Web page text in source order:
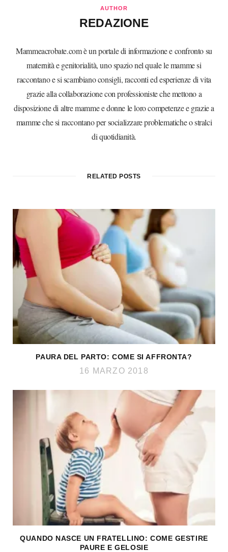
AUTHOR
REDAZIONE
Mammeacrobate.com è un portale di informazione e confronto su
maternità e genitorialità, uno spazio nel quale le mamme si
raccontano e si scambiano consigli, racconti ed esperienze di vita
grazie alla collaborazione con professioniste che mettono a
disposizione di altre mamme e donne le loro competenze e grazie a
mamme che si raccontano per socializzare problematiche o stralci
di quotidianità.
RELATED POSTS
PAURA DEL PARTO: COME SI AFFRONTA?
16 MARZO 2018
QUANDO NASCE UN FRATELLINO: COME GESTIRE
PAURE E GELOSIE